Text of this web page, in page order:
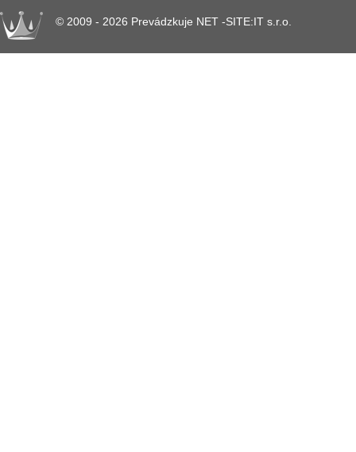
© 2009 - 2026 Prevádzkuje NET -SITE:IT s.r.o.